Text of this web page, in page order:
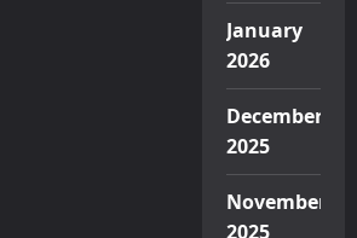
January
2026
December
2025
November
2025